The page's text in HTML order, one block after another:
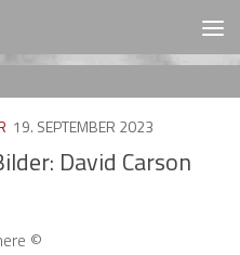
19. SEPTEMBER 2023
David Carson
©️